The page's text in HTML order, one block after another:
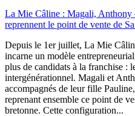
La Mie Câline : Magali, Anthony
reprennent le point de vente de
Depuis le 1er juillet, La Mie
incarne un modèle
plus de candidats à la franchise :
intergénérationnel. Magali et
accompagnés de leur fille
reprenant ensemble ce point de
bretonne. Cette configuration...